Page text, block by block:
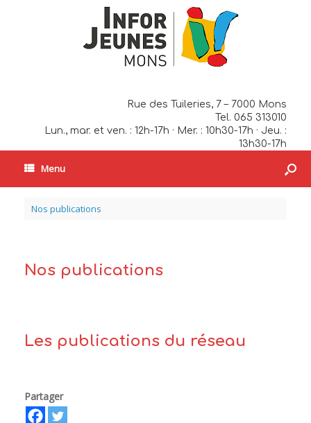
Rue des Tuileries, 7 – 7000 Mons
Tel. 065 313010
Lun., mar. et ven. : 12h-17h · Mer. : 10h30-17h · Jeu. :
13h30-17h
Menu
Nos publications
Nos publications
Les publications du réseau
Partager